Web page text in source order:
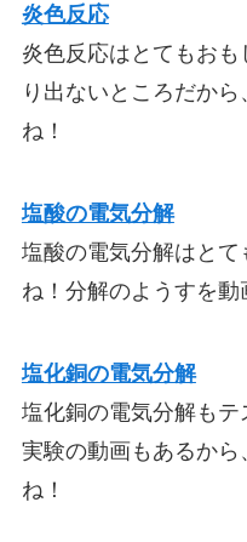
炎色反応
炎色反応はとてもお
り出ないところだか
ね！
塩酸の電気分解
塩酸の電気分解はと
ね！分解のようすを動
塩化銅の電気分解
塩化銅の電気分解もテ
実験の動画もあるか
ね！